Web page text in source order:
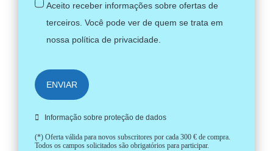
Aceito receber informações sobre ofertas de
terceiros. Você pode ver de quem se trata em
nossa política de privacidade.
ENVIAR
Informação sobre proteção de dados
(*) Oferta válida para novos subscritores por cada 300 € de compra.
Todos os campos solicitados são obrigatórios para participar.